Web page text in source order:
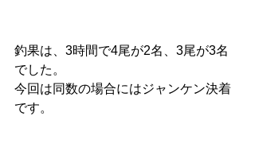
釣果は、3時間で4尾が2名、3尾が3名
でした。
今回は同数の場合にはジャンケン決着
です。